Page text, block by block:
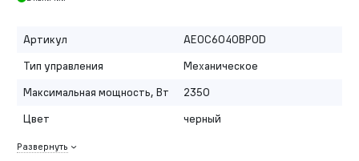
Артикул
AEOC6040BPOD
Тип управления
Механическое
Максимальная мощность, Вт
2350
Цвет
черный
Развернуть